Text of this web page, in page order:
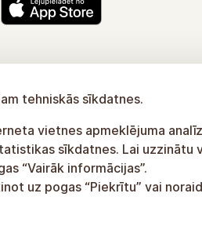
tehniskās sīkdatnes.
vietnes apmeklējuma
sīkdatnes. Lai uzzinātu
“Vairāk informācijas”.
uz pogas “Piekrītu” vai